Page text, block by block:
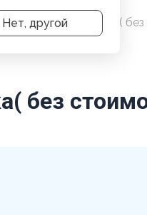
Нет, другой
Ликвородинамика( без
без